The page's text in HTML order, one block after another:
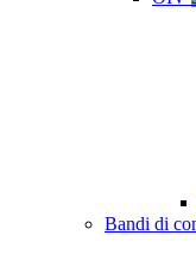
Bandi di